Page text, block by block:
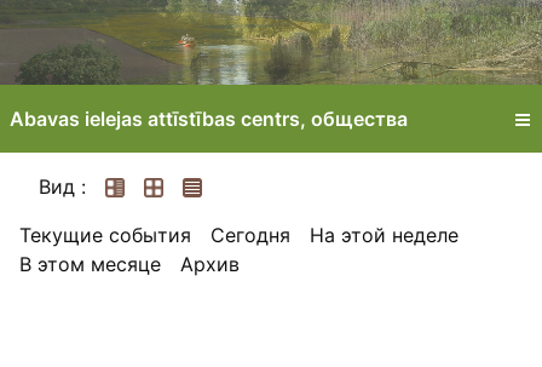
Abavas ielejas attīstības centrs, oбщества
Вид :
Текущие события
Сегодня
На этой неделе
В этом месяце
Архив